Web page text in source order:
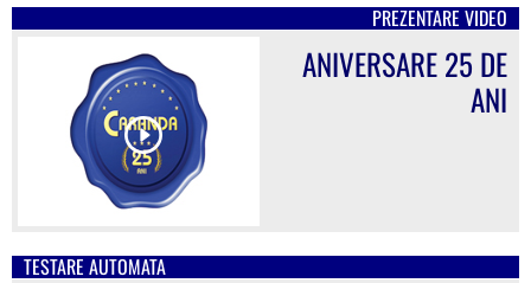
PREZENTARE VIDEO
ANIVERSARE 25 DE
ANI
TESTARE AUTOMATA